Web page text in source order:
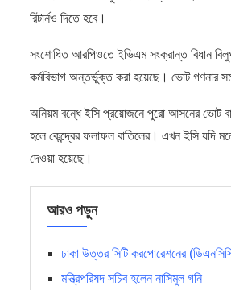
রিটার্নও দিতে হবে।
সংশোধিত আরপিওতে ইভিএম সংক্রান্ত বিধান
কর্মবিভাগ অন্তর্ভুক্ত করা হয়েছে। ভোট গণনার
অনিয়ম বন্ধে ইসি প্রয়োজনে পুরো আসনের ভোট
হলে কেন্দ্রের ফলাফল বাতিলের। এখন ইসি যদি
দেওয়া হয়েছে।
আরও পড়ুন
ঢাকা উত্তর সিটি করপোরেশনের
মন্ত্রিপরিষদ সচিব হলেন নাসিমুল গনি